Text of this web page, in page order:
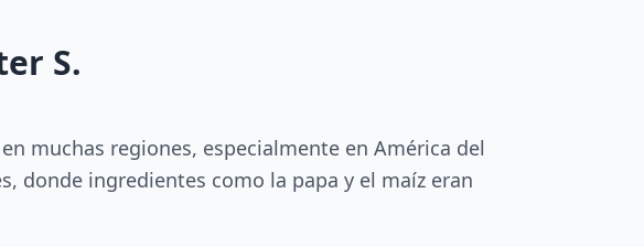
S.
muchas regiones, especialmente en América del
donde ingredientes como la papa y el maíz eran